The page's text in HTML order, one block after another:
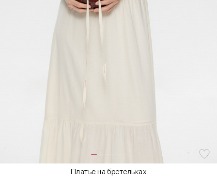
Платье на бретельках